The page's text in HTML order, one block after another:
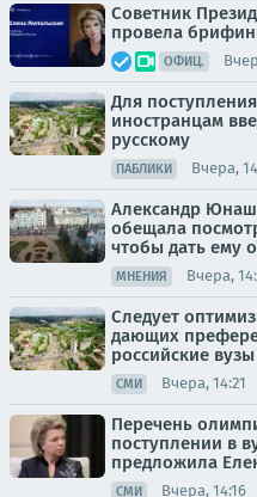
Советник
провела
ОФИЦ.
Для
иностранцам
русскому
ПАБЛИКИ Вчера,
Александр
обещала
чтобы дать ему
МНЕНИЯ Вчера,
Следует
дающих
российские вузы
СМИ Вчера, 14:21
Перечень
поступлении в
предложила
СМИ Вчера, 14:16